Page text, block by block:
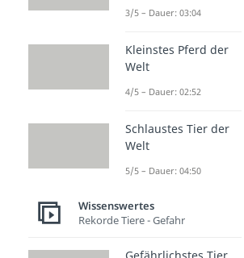
3/5 – Dauer: 03:04
Kleinstes Pferd der
Welt
4/5 – Dauer: 02:52
Schlaustes Tier der
Welt
5/5 – Dauer: 04:50
Wissenswertes
Rekorde Tiere - Gefahr
Gefährlichstes Tier